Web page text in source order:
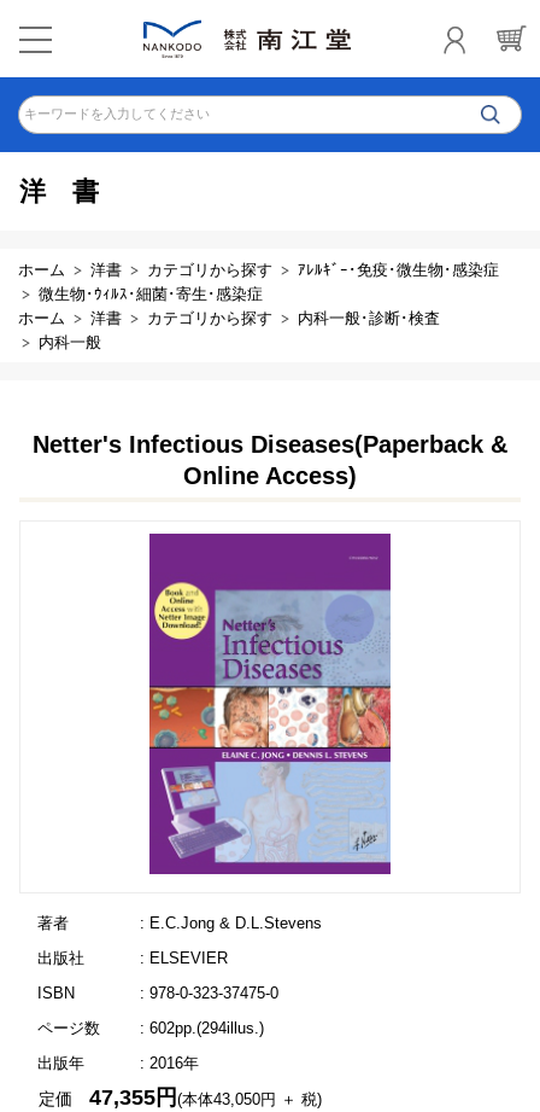
キーワードを入力してください
洋書
ホーム 洋書 カテゴリから探す
ｱﾚﾙｷﾞｰ･免疫･微生物･感染症
微生物･ｳｨﾙｽ･細菌･寄生･感染症
ホーム
洋書 カテゴリから探す
内科一般･診断･検査
内科一般
Netter's Infectious Diseases(Paperback &
Online Access)
著者
: E.C.Jong & D.L.Stevens
出版社
: ELSEVIER
ISBN
: 978-0-323-37475-0
ページ数
: 602pp.(294illus.)
出版年
: 2016年
定価47,355円(本体43,050円 ＋ 税)